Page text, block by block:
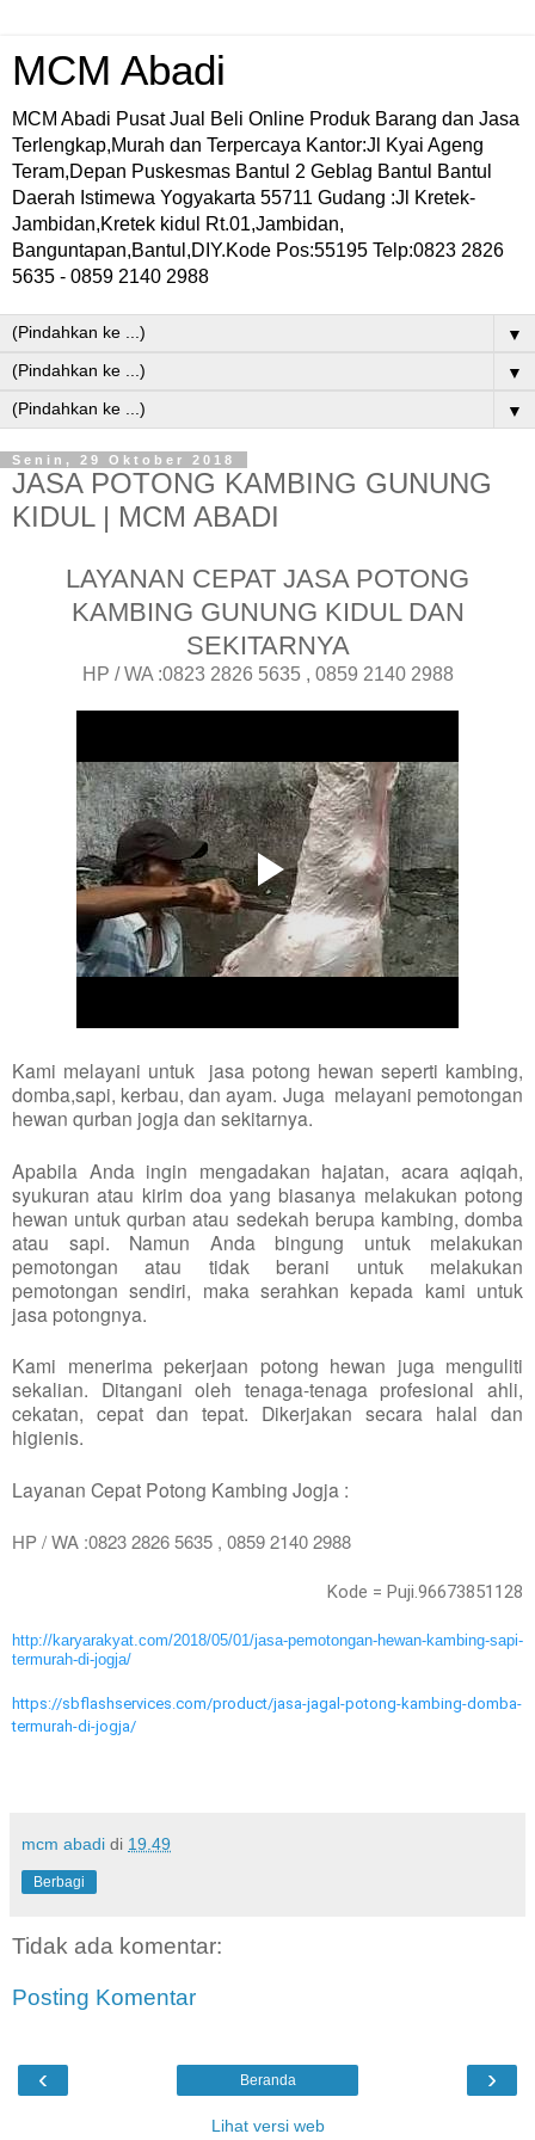
MCM Abadi
MCM Abadi Pusat Jual Beli Online Produk Barang dan Jasa
Terlengkap,Murah dan Terpercaya Kantor:Jl Kyai Ageng
Teram,Depan Puskesmas Bantul 2 Geblag Bantul Bantul
Daerah Istimewa Yogyakarta 55711 Gudang :Jl Kretek-
Jambidan,Kretek kidul Rt.01,Jambidan,
Banguntapan,Bantul,DIY.Kode Pos:55195 Telp:0823 2826
5635 - 0859 2140 2988
▼
▼
▼
Senin, 29 Oktober 2018
JASA POTONG KAMBING GUNUNG
KIDUL | MCM ABADI
LAYANAN CEPAT JASA POTONG
KAMBING GUNUNG KIDUL DAN
SEKITARNYA
HP / WA :0823 2826 5635 , 0859 2140 2988
Kami melayani untuk jasa potong hewan seperti kambing,
domba,sapi, kerbau, dan ayam. Juga melayani pemotongan
hewan qurban jogja dan sekitarnya.
Apabila Anda ingin mengadakan hajatan, acara aqiqah,
syukuran atau kirim doa yang biasanya melakukan potong
hewan untuk qurban atau sedekah berupa kambing, domba
atau sapi. Namun Anda bingung untuk melakukan
pemotongan atau tidak berani untuk melakukan
pemotongan sendiri, maka serahkan kepada kami untuk
jasa potongnya.
Kami menerima pekerjaan potong hewan juga menguliti
sekalian. Ditangani oleh tenaga-tenaga profesional ahli,
cekatan, cepat dan tepat. Dikerjakan secara halal dan
higienis.
Layanan Cepat Potong Kambing Jogja :
HP / WA :0823 2826 5635 , 0859 2140 2988
Kode = Puji.96673851128
http://karyarakyat.com/2018/05/01/jasa-pemotongan-hewan-kambing-sapi-
termurah-di-jogja/
https://sbflashservices.com/product/jasa-jagal-potong-kambing-domba-
termurah-di-jogja/
mcm abadi di 19.49
Berbagi
Tidak ada komentar:
Posting Komentar
‹ ›
Beranda
Lihat versi web